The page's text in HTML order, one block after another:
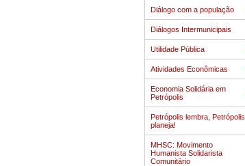
Diálogo com a população
Diálogos Intermunicipais
Utilidade Pública
Atividades Econômicas
Economia Solidária em
Petrópolis
Petrópolis lembra, Petrópolis
planeja!
MHSC: Movimento
Humanista Solidarista
Comunitário